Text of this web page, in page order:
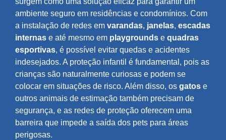
ambiente seguro em residências e condomínios. Com
a instalação de redes em varandas, janelas, escadas
internas e até mesmo em playgrounds e quadras
esportivas, é possível evitar quedas e acidentes
indesejados. A proteção infantil é fundamental, pois as
crianças são naturalmente curiosas e podem se
colocar em situações de risco. Além disso, os gatos e
outros animais de estimação também precisam de
segurança, e as redes de proteção oferecem uma
barreira que impede a saída dos pets para áreas
perigosas.